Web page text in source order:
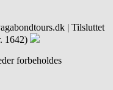
| Tilsluttet
1642)
forbeholdes